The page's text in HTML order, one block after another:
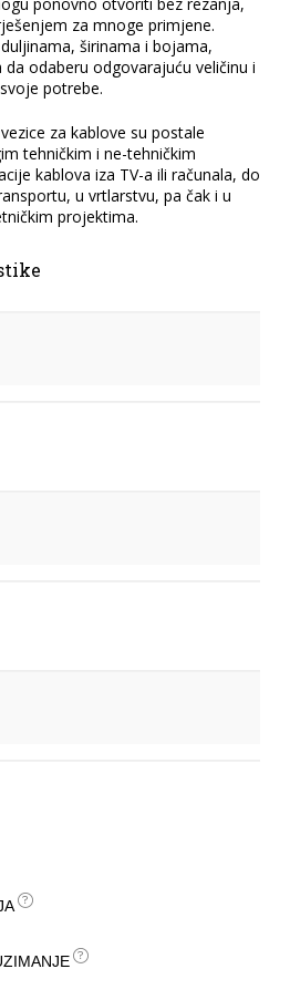
za mnoge primjene.
širinama i bojama,
odaberu odgovarajuću veličinu i
potrebe.
za kablove su postale
tehničkim i ne-tehničkim
kablova iza TV-a ili računala, do
u vrtlarstvu, pa čak i u
projektima.